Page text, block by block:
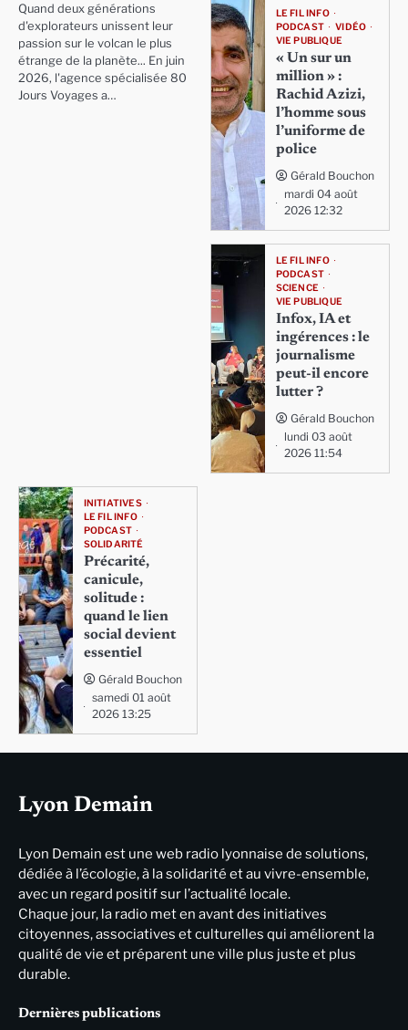
Quand deux générations
d'explorateurs unissent leur
passion sur le volcan le plus
étrange de la planète... En juin
2026, l'agence spécialisée 80
Jours Voyages a…
LE FIL INFO
PODCAST
VIDÉO
VIE PUBLIQUE
« Un sur un
million » :
Rachid Azizi,
l’homme sous
l’uniforme de
police
Gérald Bouchon
mardi 04 août
2026 12:32
LE FIL INFO
PODCAST
SCIENCE
VIE PUBLIQUE
Infox, IA et
ingérences : le
journalisme
peut-il encore
lutter ?
Gérald Bouchon
lundi 03 août
2026 11:54
INITIATIVES
LE FIL INFO
PODCAST
SOLIDARITÉ
Précarité,
canicule,
solitude :
quand le lien
social devient
essentiel
Gérald Bouchon
samedi 01 août
2026 13:25
Lyon Demain
Lyon Demain est une web radio lyonnaise de solutions,
dédiée à l’écologie, à la solidarité et au vivre-ensemble,
avec un regard positif sur l’actualité locale.
Chaque jour, la radio met en avant des initiatives
citoyennes, associatives et culturelles qui améliorent la
qualité de vie et préparent une ville plus juste et plus
durable.
Dernières publications